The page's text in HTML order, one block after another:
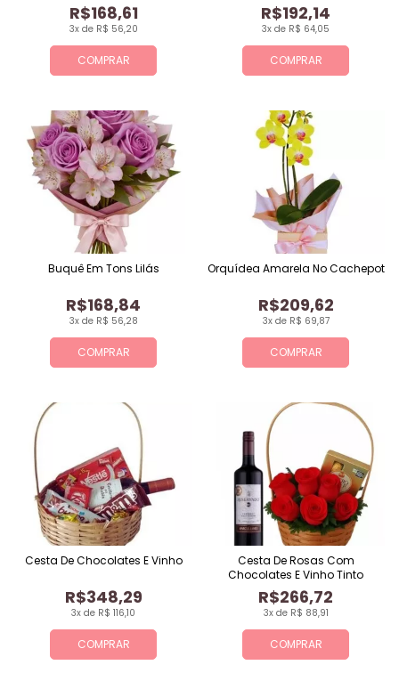
COMPRAR
3x de R$ 56,20
R$168,61
COMPRAR
3x de R$ 64,05
R$192,14
COMPRAR
3x de R$ 56,28
R$168,84
Buquê Em Tons Lilás
COMPRAR
3x de R$ 69,87
R$209,62
Orquídea Amarela No Cachepot
COMPRAR
3x de R$ 116,10
R$348,29
Cesta De Chocolates E Vinho
COMPRAR
3x de R$ 88,91
R$266,72
Cesta De Rosas Com
Chocolates E Vinho Tinto